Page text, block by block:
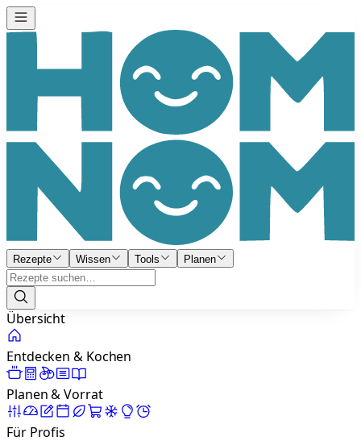
Rezepte Wissen Tools Planen
Übersicht
Entdecken & Kochen
Planen & Vorrat
Für Profis